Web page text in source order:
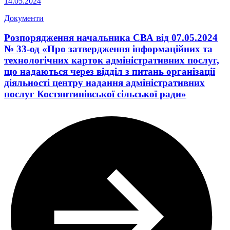
Документи
Розпорядження начальника СВА від 07.05.2024
№ 33-од «Про затвердження інформаційних та
технологічних карток адміністративних послуг,
що надаються через відділ з питань організації
діяльності центру надання адміністративних
послуг Костянтинівської сільської ради»